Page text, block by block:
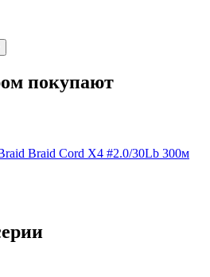
покупают
Braid Cord X4 #2.0/30Lb 300м